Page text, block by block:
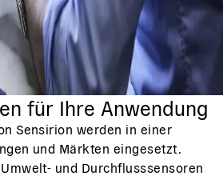
für Ihre Anwendung
Sensirion werden in einer
und Märkten eingesetzt.
und Durchflusssensoren